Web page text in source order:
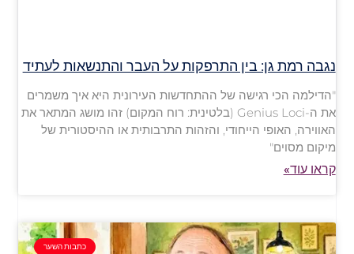
נגבה רמת גן: בין התרפקות על העבר והתנשאות לעתיד
"הדילמה הכי רגישה של ההתחדשות העירונית היא איך משמרים
את ה-Genius Loci (בלטינית: רוח המקום) זהו מושג המתאר את
האווירה, האופי הייחודי, והזהות התרבותית או ההיסטורית של
מיקום מסוים"
קראו עוד»
כתבות השער